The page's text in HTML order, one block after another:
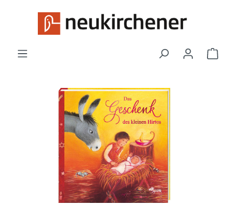
Zum Hauptinhalt springen
Bildergalerie überspringen